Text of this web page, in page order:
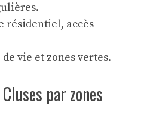
résidentiel, accès
vie et zones vertes.
par zones